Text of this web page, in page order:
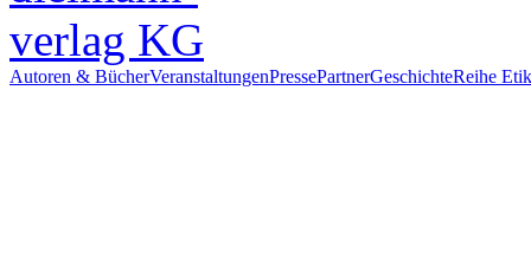
Autoren & BücherVeranstaltungenPressePartnerGeschichteReihe